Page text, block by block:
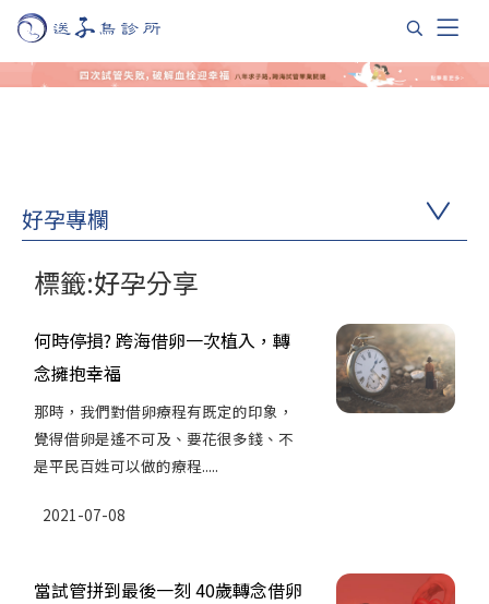
好孕專欄
標籤:好孕分享
何時停損? 跨海借卵一次植入，轉
念擁抱幸福
那時，我們對借卵療程有既定的印象，
覺得借卵是遙不可及、要花很多錢、不
是平民百姓可以做的療程.....
2021-07-08
當試管拼到最後一刻 40歲轉念借卵